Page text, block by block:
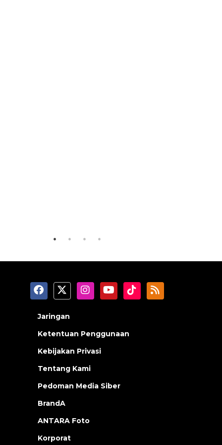
Jaringan
Ketentuan Penggunaan
Kebijakan Privasi
Tentang Kami
Pedoman Media Siber
BrandA
ANTARA Foto
Korporat